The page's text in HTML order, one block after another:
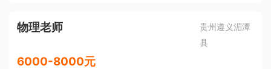
物理老师
贵州遵义湄潭
县
6000-8000元